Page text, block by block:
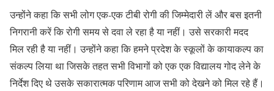
उन्होंने कहा कि सभी लोग एक-एक टीबी रोगी की जिम्मेदारी लें और बस इतनी
निगरानी करें कि रोगी समय से दवा ले रहा है या नहीं। उसे सरकारी मदद
मिल रही है या नहीं। उन्‍होंने कहा कि हमने प्रदेश के स्‍कूलों के कायाकल्‍प का
संकल्‍प लिया था जिसके तहत सभी विभागों को एक एक विद्यालय गोद लेने के
निर्देश दिए थे उसके सकारात्‍मक परिणाम आज सभी को देखने को मिल रहे हैं।